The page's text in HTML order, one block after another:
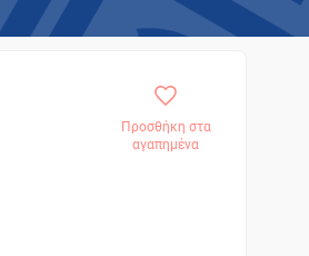
Προσθήκη στα
αγαπημένα